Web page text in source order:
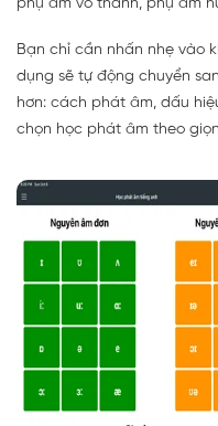
phụ âm vô thanh, phụ âm
Bạn chỉ cần nhấn nhẹ vào
dụng sẽ tự động chuyển
hơn: cách phát âm, dấu
chọn học phát âm theo